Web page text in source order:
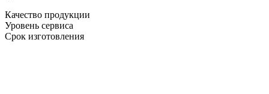
Качество продукции
Уровень сервиса
Срок изготовления